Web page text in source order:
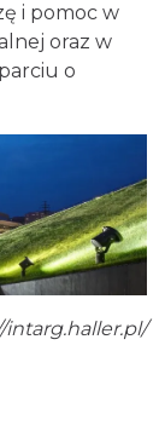
do lat
i pomoc w
oraz w
o
intarg.haller.pl/